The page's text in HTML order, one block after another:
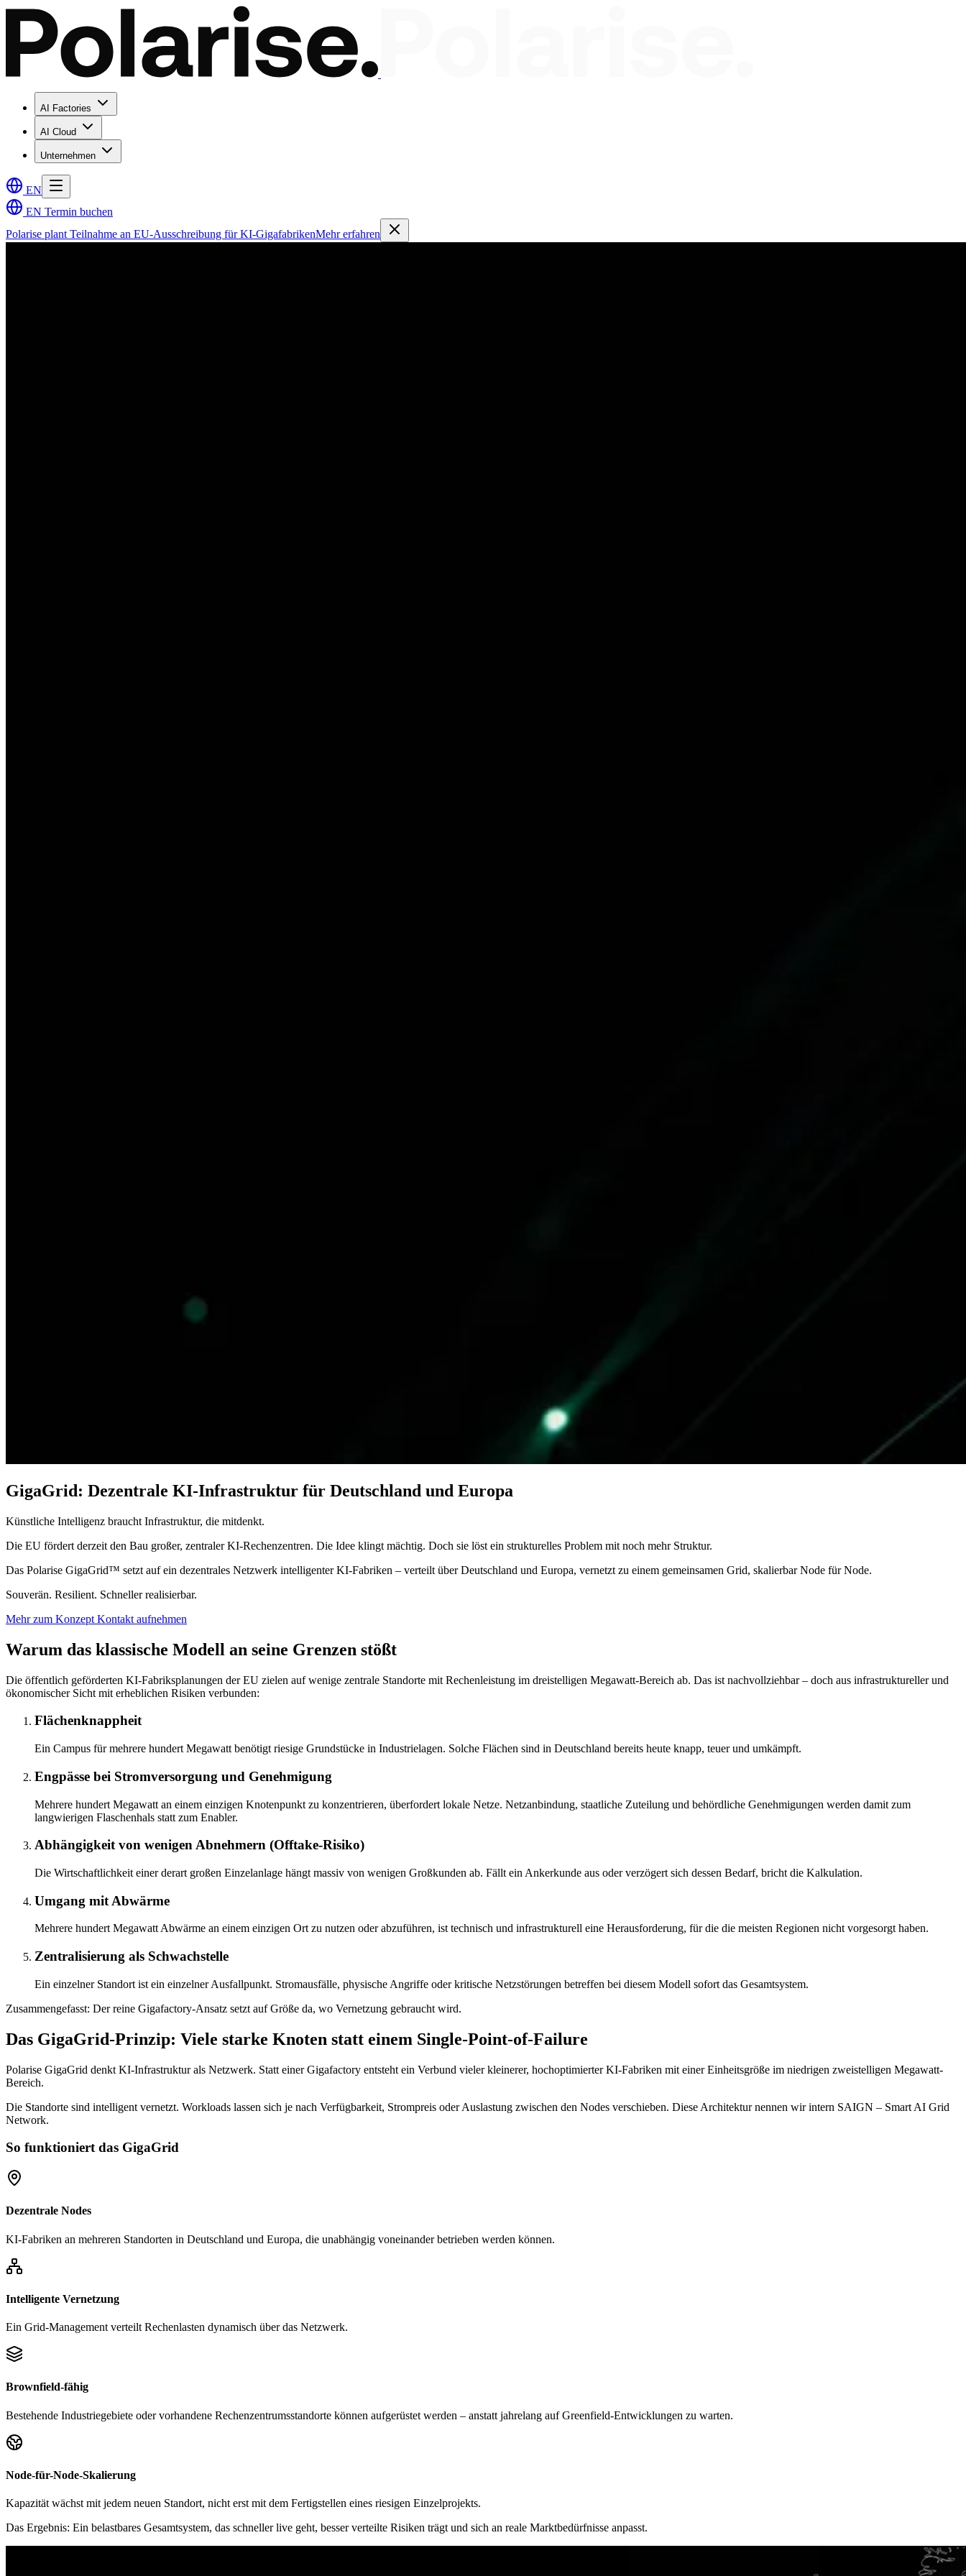
AI Factories
AI Cloud
Unternehmen
EN
EN Termin buchen
Polarise plant Teilnahme an EU-Ausschreibung für KI-GigafabrikenMehr erfahren
GigaGrid: Dezentrale KI-Infrastruktur für Deutschland und Europa
Künstliche Intelligenz braucht Infrastruktur, die mitdenkt.
Die EU fördert derzeit den Bau großer, zentraler KI-Rechenzentren. Die Idee klingt mächtig. Doch sie löst ein strukturelles Problem mit noch mehr Struktur.
Das Polarise GigaGrid™ setzt auf ein dezentrales Netzwerk intelligenter KI-Fabriken – verteilt über Deutschland und Europa, vernetzt zu einem gemeinsamen Grid, skalierbar Node für Node.
Souverän. Resilient. Schneller realisierbar.
Mehr zum Konzept Kontakt aufnehmen
Warum das klassische Modell an seine Grenzen stößt
Die öffentlich geförderten KI-Fabriksplanungen der EU zielen auf wenige zentrale Standorte mit Rechenleistung im dreistelligen Megawatt-Bereich ab. Das ist nachvollziehbar – doch aus infrastruktureller und
ökonomischer Sicht mit erheblichen Risiken verbunden:
Flächenknappheit
Ein Campus für mehrere hundert Megawatt benötigt riesige Grundstücke in Industrielagen. Solche Flächen sind in Deutschland bereits heute knapp, teuer und umkämpft.
Engpässe bei Stromversorgung und Genehmigung
Mehrere hundert Megawatt an einem einzigen Knotenpunkt zu konzentrieren, überfordert lokale Netze. Netzanbindung, staatliche Zuteilung und behördliche Genehmigungen werden damit zum
langwierigen Flaschenhals statt zum Enabler.
Abhängigkeit von wenigen Abnehmern (Offtake-Risiko)
Die Wirtschaftlichkeit einer derart großen Einzelanlage hängt massiv von wenigen Großkunden ab. Fällt ein Ankerkunde aus oder verzögert sich dessen Bedarf, bricht die Kalkulation.
Umgang mit Abwärme
Mehrere hundert Megawatt Abwärme an einem einzigen Ort zu nutzen oder abzuführen, ist technisch und infrastrukturell eine Herausforderung, für die die meisten Regionen nicht vorgesorgt haben.
Zentralisierung als Schwachstelle
Ein einzelner Standort ist ein einzelner Ausfallpunkt. Stromausfälle, physische Angriffe oder kritische Netzstörungen betreffen bei diesem Modell sofort das Gesamtsystem.
Zusammengefasst: Der reine Gigafactory-Ansatz setzt auf Größe da, wo Vernetzung gebraucht wird.
Das GigaGrid-Prinzip: Viele starke Knoten statt einem Single-Point-of-Failure
Polarise GigaGrid denkt KI-Infrastruktur als Netzwerk. Statt einer Gigafactory entsteht ein Verbund vieler kleinerer, hochoptimierter KI-Fabriken mit einer Einheitsgröße im niedrigen zweistelligen Megawatt-
Bereich.
Die Standorte sind intelligent vernetzt. Workloads lassen sich je nach Verfügbarkeit, Strompreis oder Auslastung zwischen den Nodes verschieben. Diese Architektur nennen wir intern SAIGN – Smart AI Grid
Network.
So funktioniert das GigaGrid
Dezentrale Nodes
KI-Fabriken an mehreren Standorten in Deutschland und Europa, die unabhängig voneinander betrieben werden können.
Intelligente Vernetzung
Ein Grid-Management verteilt Rechenlasten dynamisch über das Netzwerk.
Brownfield-fähig
Bestehende Industriegebiete oder vorhandene Rechenzentrumsstandorte können aufgerüstet werden – anstatt jahrelang auf Greenfield-Entwicklungen zu warten.
Node-für-Node-Skalierung
Kapazität wächst mit jedem neuen Standort, nicht erst mit dem Fertigstellen eines riesigen Einzelprojekts.
Das Ergebnis: Ein belastbares Gesamtsystem, das schneller live geht, besser verteilte Risiken trägt und sich an reale Marktbedürfnisse anpasst.